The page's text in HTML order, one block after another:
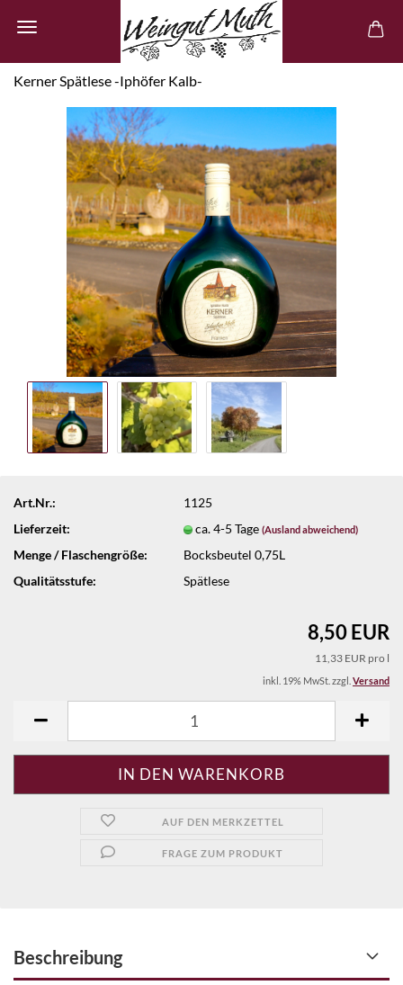
Kerner Spätlese -Iphöfer Kalb-
Art.Nr.:
1125
Lieferzeit:
ca. 4-5 Tage(Ausland abweichend)
Menge / Flaschengröße:
Bocksbeutel 0,75L
Qualitätsstufe:
Spätlese
8,50 EUR
11,33 EUR pro l
inkl. 19% MwSt. zzgl. Versand
AUF DEN MERKZETTEL
FRAGE ZUM PRODUKT
Beschreibung